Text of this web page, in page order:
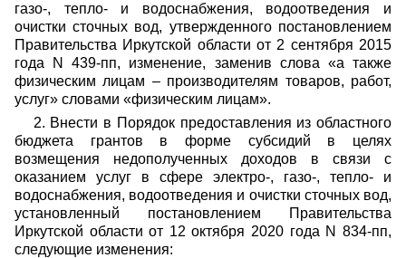
газо-, тепло- и водоснабжения, водоотведения и
очистки сточных вод, утвержденного постановлением
Правительства Иркутской области от 2 сентября 2015
года N 439-пп, изменение, заменив слова «а также
физическим лицам – производителям товаров, работ,
услуг» словами «физическим лицам».
2. Внести в Порядок предоставления из областного
бюджета грантов в форме субсидий в целях
возмещения недополученных доходов в связи с
оказанием услуг в сфере электро-, газо-, тепло- и
водоснабжения, водоотведения и очистки сточных вод,
установленный постановлением Правительства
Иркутской области от 12 октября 2020 года N 834-пп,
следующие изменения: